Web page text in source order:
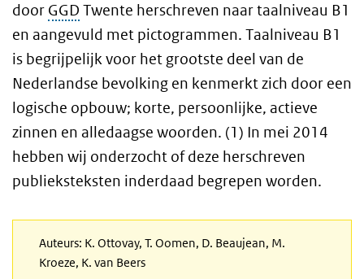
door GGD Twente herschreven naar taalniveau B1
en aangevuld met pictogrammen. Taalniveau B1
is begrijpelijk voor het grootste deel van de
Nederlandse bevolking en kenmerkt zich door een
logische opbouw; korte, persoonlijke, actieve
zinnen en alledaagse woorden. (1) In mei 2014
hebben wij onderzocht of deze herschreven
publieksteksten inderdaad begrepen worden.
Auteurs: K. Ottovay, T. Oomen, D. Beaujean, M.
Kroeze, K. van Beers